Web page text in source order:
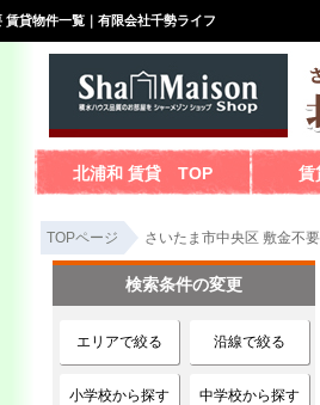
賃貸物件一覧｜有限会社千勢ライフ
北浦和 賃貸 TOP 賃
TOPページ さいたま市中央区 敷金不
検索条件の変更
エリアで絞る 沿線で絞る
小学校から探す 中学校から探す